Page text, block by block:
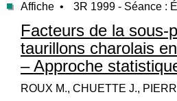
Affiche • 3R 1999 - Séance :
Facteurs de la sous-
taurillons charolais
– Approche
ROUX M., CHUETTE J.,